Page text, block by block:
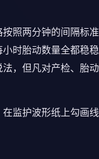
照两分钟的间隔标
时胎动数量全都稳
，但凡对产检、胎
监护波形纸上勾画线